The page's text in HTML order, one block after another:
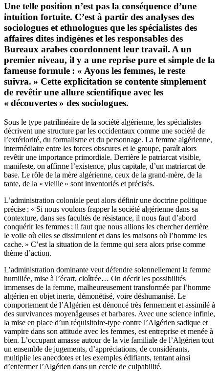
Une telle position n’est pas la conséquence d’une
intuition fortuite. C’est à partir des analyses des
sociologues et ethnologues que les spécialistes des
affaires dites indigènes et les responsables des
Bureaux arabes coordonnent leur travail. A un
premier niveau, il y a une reprise pure et simple de la
fameuse formule : « Ayons les femmes, le reste
suivra. » Cette explicitation se contente simplement
de revêtir une allure scientifique avec les
« découvertes » des sociologues.
Sous le type patrilinéaire de la société algérienne, les spécialistes
décrivent une structure par les occidentaux comme une société de
l’extériorité, du formalisme et du personnage. La femme algérienne,
intermédiaire entre les forces obscures et le groupe, paraît alors
revêtir une importance primordiale. Derrière le patriarcat visible,
manifeste, on affirme l’existence, plus capitale, d’un matriarcat de
base. Le rôle de la mère algérienne, ceux de la grand-mère, de la
tante, de la « vieille » sont inventoriés et précisés.
L’administration coloniale peut alors définir une doctrine politique
précise : « Si nous voulons frapper la société algérienne dans sa
contexture, dans ses facultés de résistance, il nous faut d’abord
conquérir les femmes ; il faut que nous allions les chercher derrière
le voile où elles se dissimulent et dans les maisons où l’homme les
cache. » C’est la situation de la femme qui sera alors prise comme
thème d’action.
L’administration dominante veut défendre solennellement la femme
humiliée, mise à l’écart, cloîtrée… On décrit les possibilités
immenses de la femme, malheureusement transformée par l’homme
algérien en objet inerte, démonétisé, voire déshumanisé. Le
comportement de l’Algérien est dénoncé très fermement et assimilé à
des survivances moyenâgeuses et barbares. Avec une science infinie,
la mise en place d’un réquisitoire-type contre l’Algérien sadique et
vampire dans son attitude avec les femmes, est entreprise et menée à
bien. L’occupant amasse autour de la vie familiale de l’Algérien tout
un ensemble de jugements, d’appréciations, de considérants,
multiplie les anecdotes et les exemples édifiants, tentant ainsi
d’enfermer l’Algérien dans un cercle de culpabilité.